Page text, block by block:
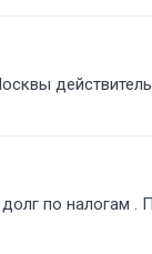
по налогам